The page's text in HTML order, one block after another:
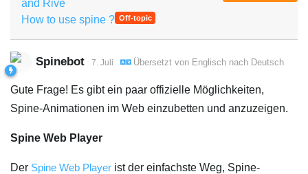
and Rive
How to use spine ? Off-topic
Spinebot 7. Juli Übersetzt von Englisch nach Deutsch
Gute Frage! Es gibt ein paar offizielle Möglichkeiten,
Spine-Animationen im Web einzubetten und anzuzeigen.
Spine Web Player
Der Spine Web Player ist der einfachste Weg, Spine-